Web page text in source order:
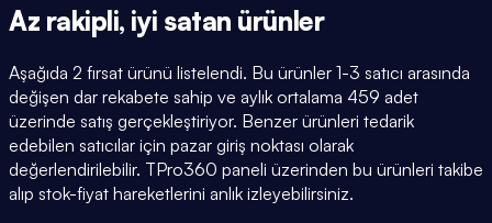
Az rakipli, iyi satan ürünler
Aşağıda 2 fırsat ürünü listelendi. Bu ürünler 1-3 satıcı arasında
değişen dar rekabete sahip ve aylık ortalama 459 adet
üzerinde satış gerçekleştiriyor. Benzer ürünleri tedarik
edebilen satıcılar için pazar giriş noktası olarak
değerlendirilebilir. TPro360 paneli üzerinden bu ürünleri takibe
alıp stok-fiyat hareketlerini anlık izleyebilirsiniz.